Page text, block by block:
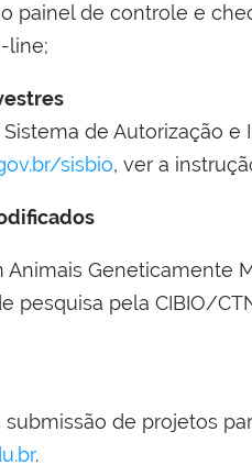
painel de controle e
line;
Sistema de
sisbio, ver a
Geneticamente
pesquisa pela CIBIO/
de projetos
.